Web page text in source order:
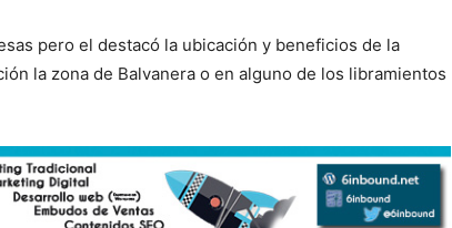
pero el destacó la ubicación y beneficios de la
la zona de Balvanera o en alguno de los libramientos